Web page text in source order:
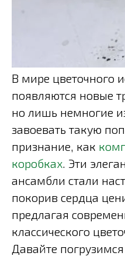
В мире цветочного
появляются новые
но лишь немногие
завоевать такую
признание, как
коробках. Эти
ансамбли стали
покорив сердца
предлагая
классического
Давайте